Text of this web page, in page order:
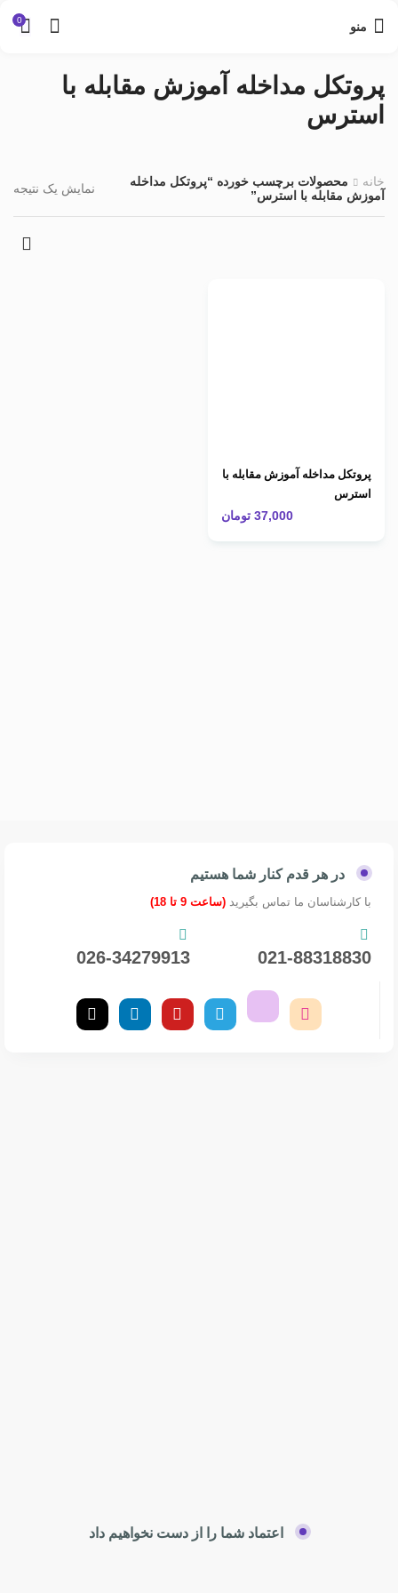
منو 0
پروتکل مداخله آموزش مقابله با
استرس
خانه
محصولات برچسب خورده “پروتکل مداخله
آموزش مقابله با استرس”
نمایش یک نتیجه
پروتکل مداخله آموزش مقابله با
استرس
37,000 تومان
در هر قدم کنار شما هستیم
با کارشناسان ما تماس بگیرید (ساعت 9 تا 18)
021-88318830
026-34279913
اعتماد شما را از دست نخواهیم داد